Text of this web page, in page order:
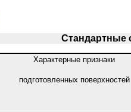
Стандартные
Характерные признаки
подготовленных поверхностей